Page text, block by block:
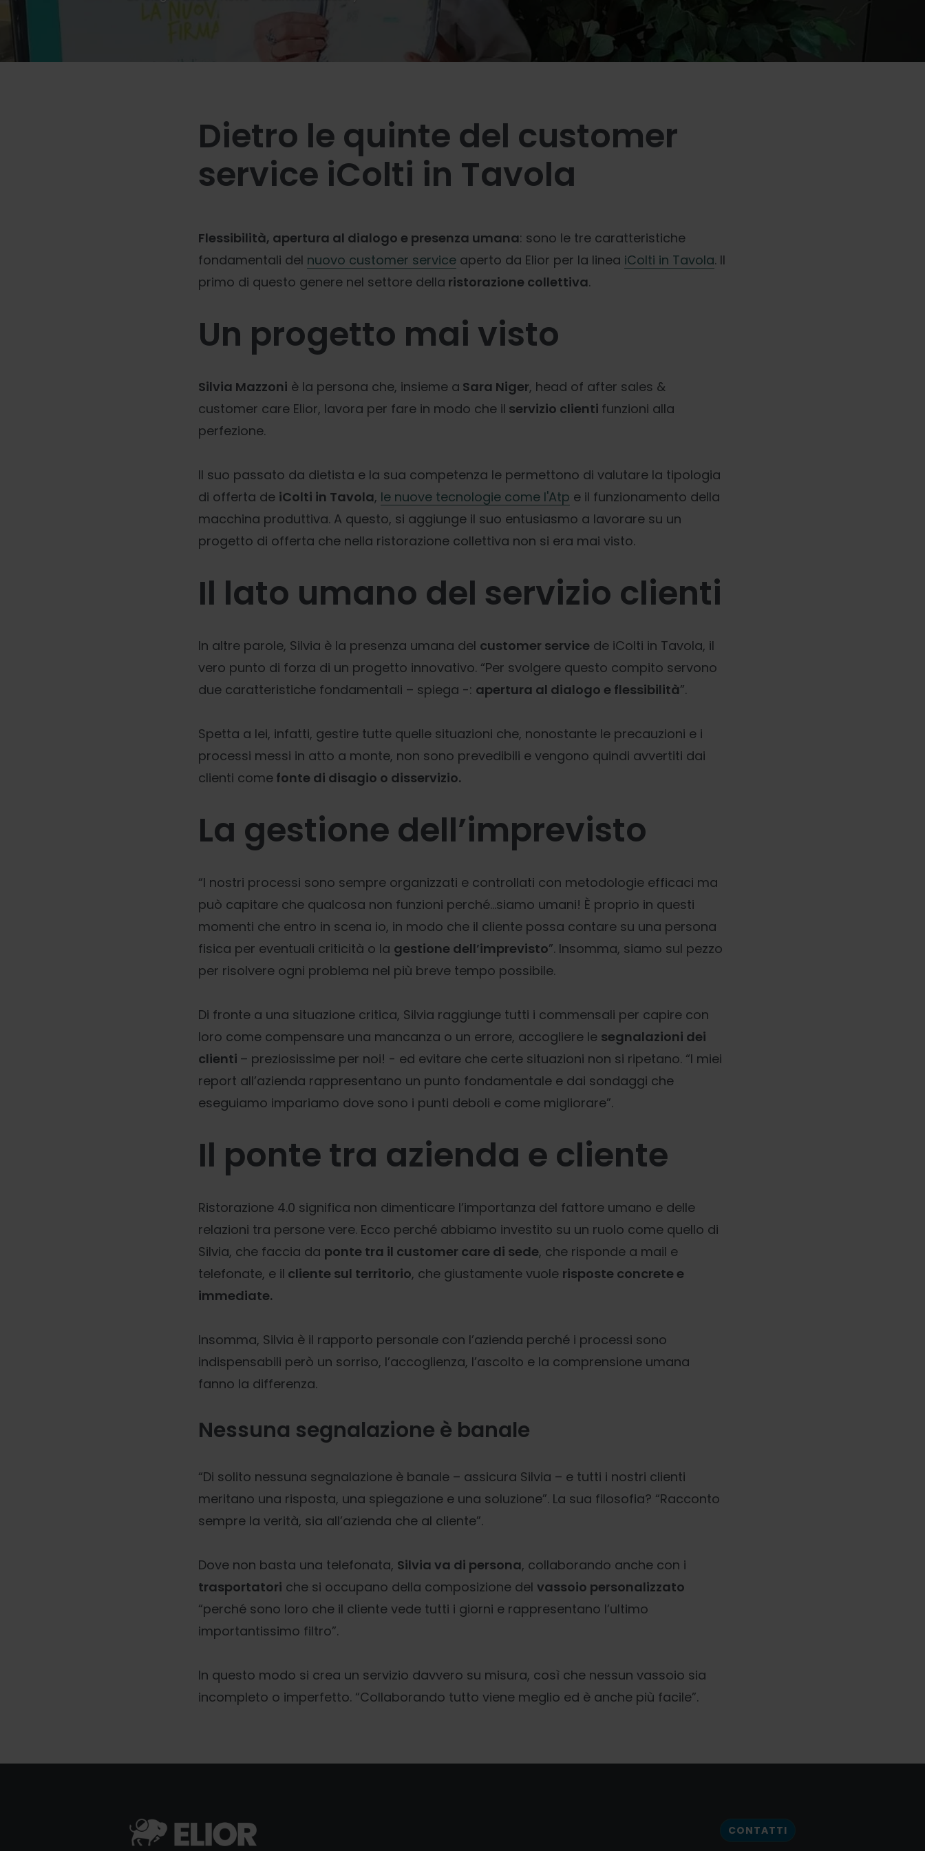
Dietro le quinte del customer
service iColti in Tavola
Flessibilità, apertura al dialogo e presenza umana: sono le tre caratteristiche
fondamentali del nuovo customer service aperto da Elior per la linea iColti in Tavola. Il
primo di questo genere nel settore della ristorazione collettiva.
Un progetto mai visto
Silvia Mazzoni è la persona che, insieme a Sara Niger, head of after sales &
customer care Elior, lavora per fare in modo che il servizio clienti funzioni alla
perfezione.
Il suo passato da dietista e la sua competenza le permettono di valutare la tipologia
di offerta de iColti in Tavola, le nuove tecnologie come l'Atp e il funzionamento della
macchina produttiva. A questo, si aggiunge il suo entusiasmo a lavorare su un
progetto di offerta che nella ristorazione collettiva non si era mai visto.
Il lato umano del servizio clienti
In altre parole, Silvia è la presenza umana del customer service de iColti in Tavola, il
vero punto di forza di un progetto innovativo. “Per svolgere questo compito servono
due caratteristiche fondamentali – spiega -: apertura al dialogo e flessibilità”.
Spetta a lei, infatti, gestire tutte quelle situazioni che, nonostante le precauzioni e i
processi messi in atto a monte, non sono prevedibili e vengono quindi avvertiti dai
clienti come fonte di disagio o disservizio.
La gestione dell’imprevisto
“I nostri processi sono sempre organizzati e controllati con metodologie efficaci ma
può capitare che qualcosa non funzioni perché...siamo umani! È proprio in questi
momenti che entro in scena io, in modo che il cliente possa contare su una persona
fisica per eventuali criticità o la gestione dell’imprevisto”. Insomma, siamo sul pezzo
per risolvere ogni problema nel più breve tempo possibile.
Di fronte a una situazione critica, Silvia raggiunge tutti i commensali per capire con
loro come compensare una mancanza o un errore, accogliere le segnalazioni dei
clienti – preziosissime per noi! - ed evitare che certe situazioni non si ripetano. “I miei
report all’azienda rappresentano un punto fondamentale e dai sondaggi che
eseguiamo impariamo dove sono i punti deboli e come migliorare”.
Il ponte tra azienda e cliente
Ristorazione 4.0 significa non dimenticare l’importanza del fattore umano e delle
relazioni tra persone vere. Ecco perché abbiamo investito su un ruolo come quello di
Silvia, che faccia da ponte tra il customer care di sede, che risponde a mail e
telefonate, e il cliente sul territorio, che giustamente vuole risposte concrete e
immediate.
Insomma, Silvia è il rapporto personale con l’azienda perché i processi sono
indispensabili però un sorriso, l’accoglienza, l’ascolto e la comprensione umana
fanno la differenza.
Nessuna segnalazione è banale
“Di solito nessuna segnalazione è banale – assicura Silvia – e tutti i nostri clienti
meritano una risposta, una spiegazione e una soluzione”. La sua filosofia? “Racconto
sempre la verità, sia all’azienda che al cliente”.
Dove non basta una telefonata, Silvia va di persona, collaborando anche con i
trasportatori che si occupano della composizione del vassoio personalizzato
“perché sono loro che il cliente vede tutti i giorni e rappresentano l’ultimo
importantissimo filtro”.
In questo modo si crea un servizio davvero su misura, così che nessun vassoio sia
incompleto o imperfetto. “Collaborando tutto viene meglio ed è anche più facile”.
CONTATTI